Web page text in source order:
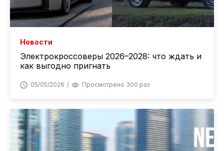
Новости
Электрокроссоверы 2026–2028: что ждать и
как выгодно пригнать
05/05/2026 Просмотрено 300 раз